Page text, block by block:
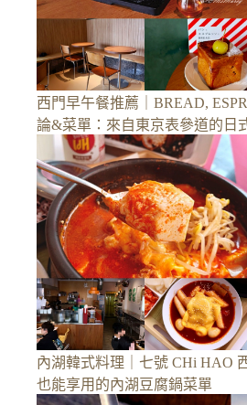
西門早午餐推薦｜BREAD,
論&菜單：來自東京表參道的日
內湖韓式料理｜七號 CHi HAO
也能享用的內湖豆腐鍋菜單